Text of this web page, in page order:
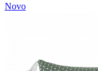
Novo